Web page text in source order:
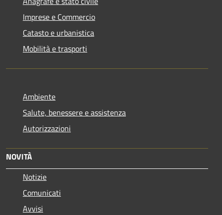
Imprese e Commercio
Catasto e urbanistica
Mobilità e trasporti
Ambiente
Salute, benessere e assistenza
Autorizzazioni
NOVITÀ
Notizie
Comunicati
Avvisi